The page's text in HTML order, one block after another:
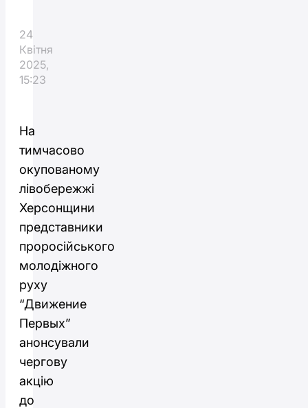
24
Квітня
2025,
15:23
На
тимчасово
окупованому
лівобережжі
Херсонщини
представники
проросійського
молодіжного
руху
“Движение
Первых”
анонсували
чергову
акцію
до